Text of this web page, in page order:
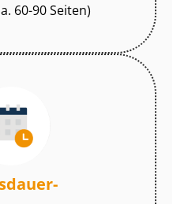
60-90 Seiten)